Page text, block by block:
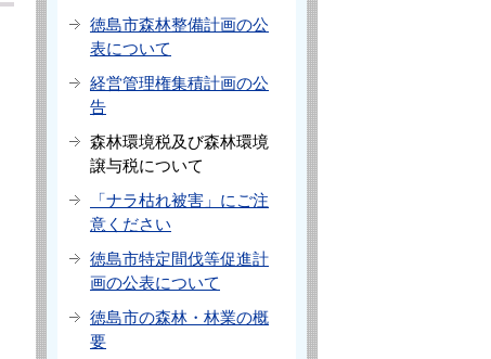
徳島市森林整備計画の公
表について
経営管理権集積計画の公
告
森林環境税及び森林環境
譲与税について
「ナラ枯れ被害」にご注
意ください
徳島市特定間伐等促進計
画の公表について
徳島市の森林・林業の概
要